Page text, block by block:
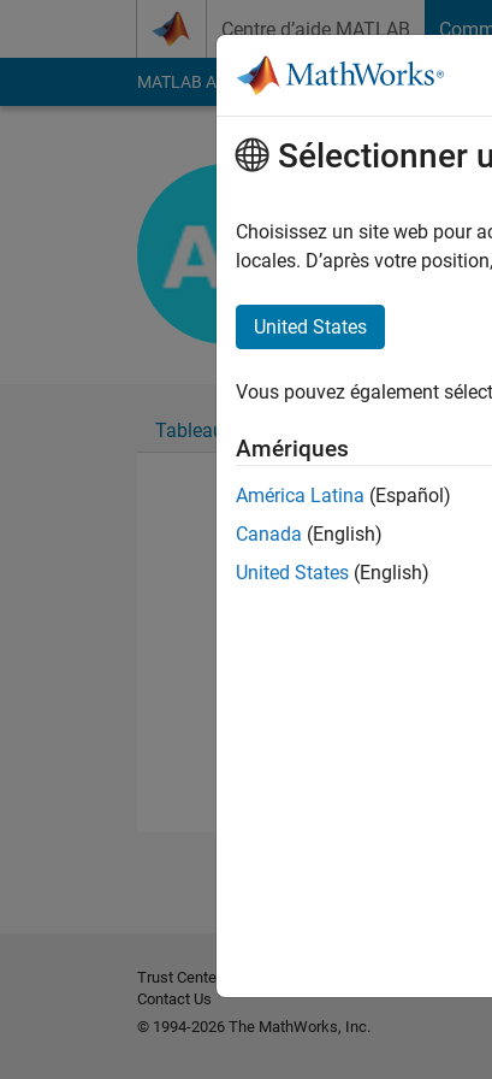
Centre d’aide MATLAB
MATLAB Answers File Exchange Cody
Last seen:
Followers:0
Tableau de bord
Sélectionner
Choisissez un site web pour
locales. D’après votre
United States
Vous pouvez également
Amériques
América Latina (Español)
Canada (English)
United States (English)
Trust Center
Contact Us
© 1994-2026 The MathWorks, Inc.